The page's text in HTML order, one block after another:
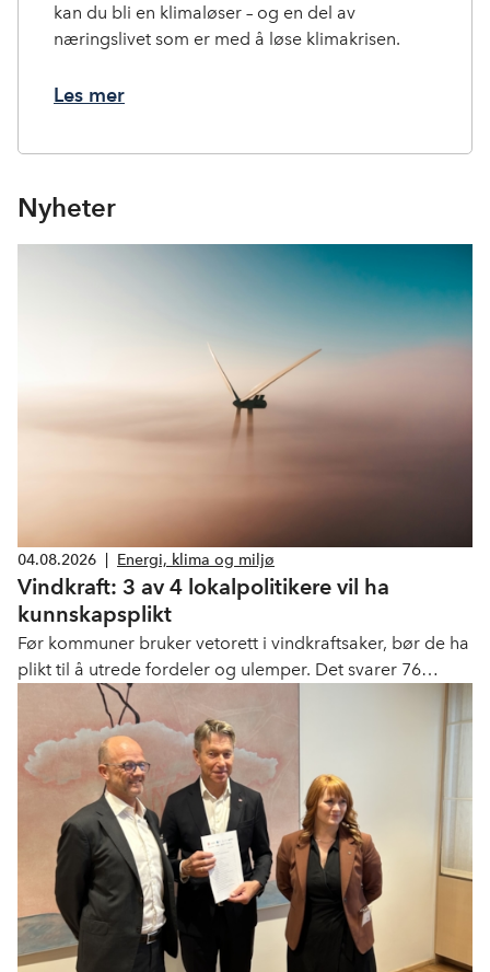
kan du bli en klimaløser – og en del av
næringslivet som er med å løse klimakrisen.
Les mer
Nyheter
04.08.2026 Energi, klima og miljø
Vindkraft: 3 av 4 lokalpolitikere vil ha
kunnskapsplikt
Før kommuner bruker vetorett i vindkraftsaker, bør de ha
plikt til å utrede fordeler og ulemper. Det svarer 76
prosent av norske kommunestyrerepresentanter i ny
undersøkelse.